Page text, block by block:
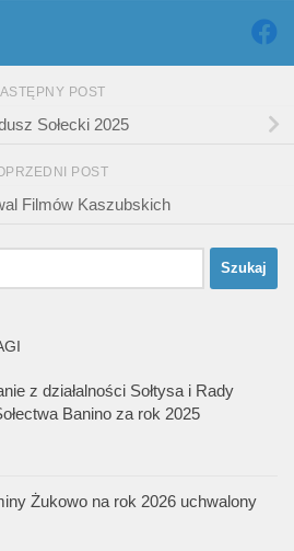
POST
Sołecki 2025
POST
Filmów Kaszubskich
z działalności Sołtysa i Rady
Banino za rok 2025
Żukowo na rok 2026 uchwalony